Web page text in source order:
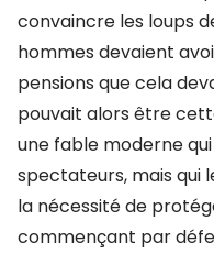
convaincre les loups
hommes devaient
pensions que cela
pouvait alors être
une fable moderne
spectateurs, mais qui
la nécessité de
commençant par